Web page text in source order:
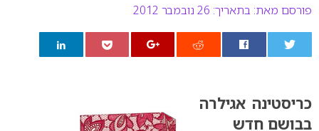
פורסם מאת: בתאריך: 26 נובמבר 2012
כריסטינה אגילרה
בבושם חדש